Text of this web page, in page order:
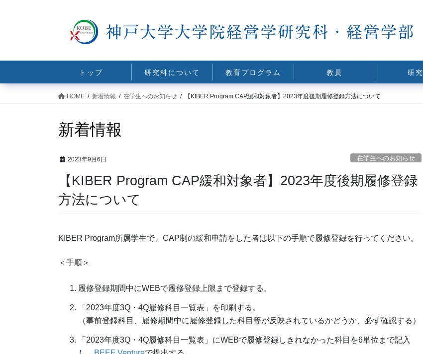
トップ 研究科について 教育プログラム 教員 研究
HOME 新着情報 在学生へのお知らせ 【KIBER Program CAP緩和対象者】2023年度後期履修登録方法について
新着情報
2023年9月6日 在学生へのお知らせ
【KIBER Program CAP緩和対象者】2023年度後期履修登録
方法について
KIBER Program所属学生で、CAP制の緩和申請をした者は以下の手順で履修登録を行ってください。
＜手順＞
履修登録期間中にWEBで履修登録上限まで登録する。
「2023年度3Q・4Q履修科目一覧表」を印刷する。
（事前登録科目、履修期間中に履修登録した科目等が反映されているかどうか、必ず確認する）
「2023年度3Q・4Q履修科目一覧表」にWEBで履修登録しきれなかった科目を6単位まで記入